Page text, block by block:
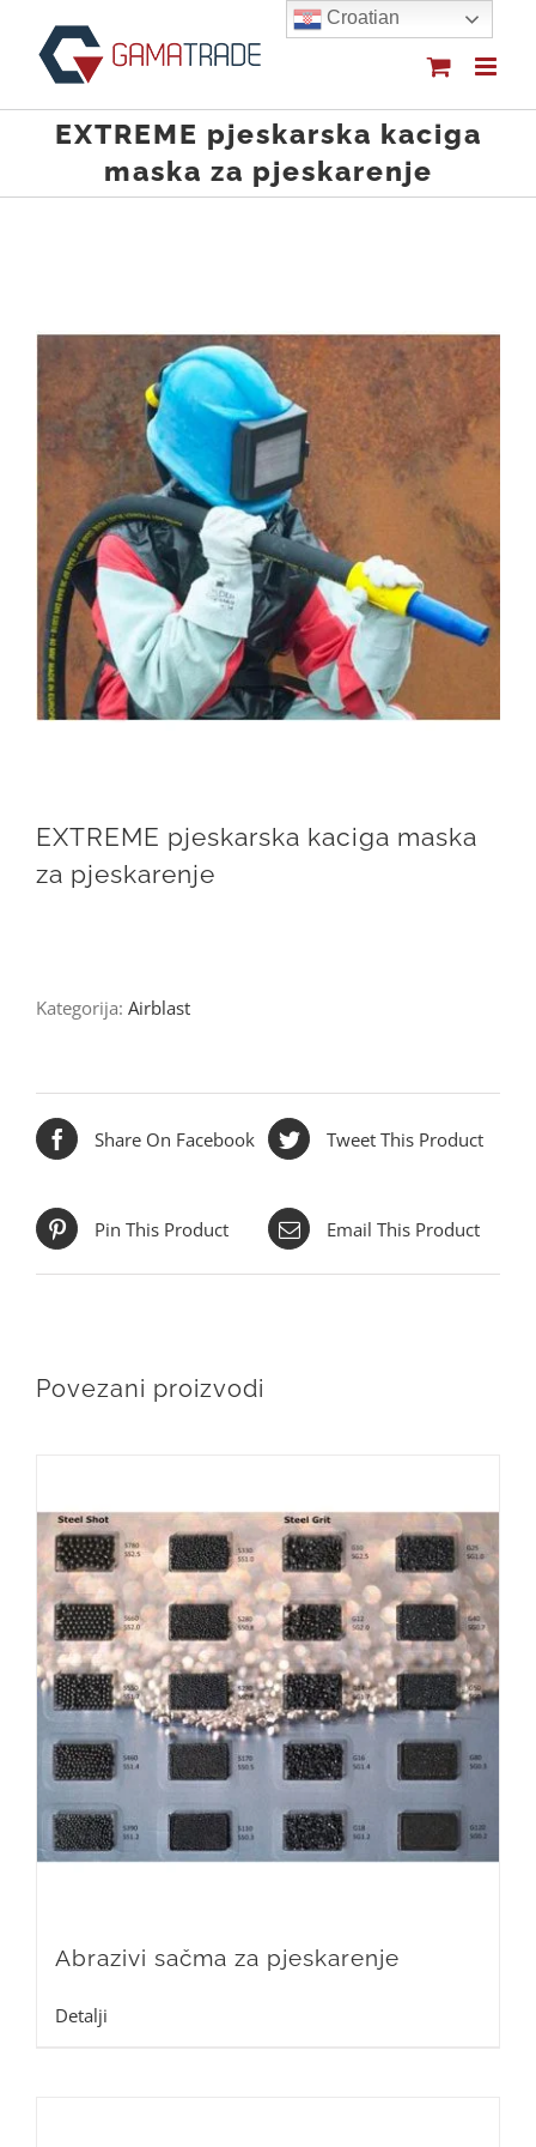
content
EXTREME pjeskarska kaciga
maska za pjeskarenje
EXTREME pjeskarska kaciga maska
za pjeskarenje
Kategorija: Airblast
Share On Facebook Tweet This Product
Pin This Product Email This Product
Povezani proizvodi
Abrazivi sačma za pjeskarenje
Detalji
Croatian